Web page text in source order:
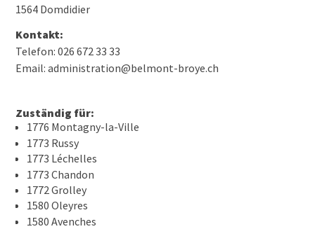
1564 Domdidier
Kontakt:
Telefon: 026 672 33 33
Email: administration@belmont-broye.ch
Zuständig für:
1776 Montagny-la-Ville
1773 Russy
1773 Léchelles
1773 Chandon
1772 Grolley
1580 Oleyres
1580 Avenches